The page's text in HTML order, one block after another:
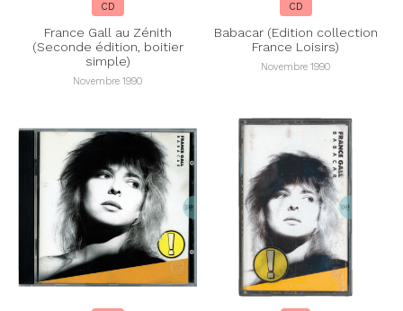
CD
France Gall au Zénith
(Seconde édition, boitier
simple)
Novembre 1990
CD
Babacar (Edition collection
France Loisirs)
Novembre 1990